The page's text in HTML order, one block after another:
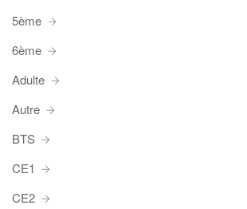
5ème
6ème
Adulte
Autre
BTS
CE1
CE2